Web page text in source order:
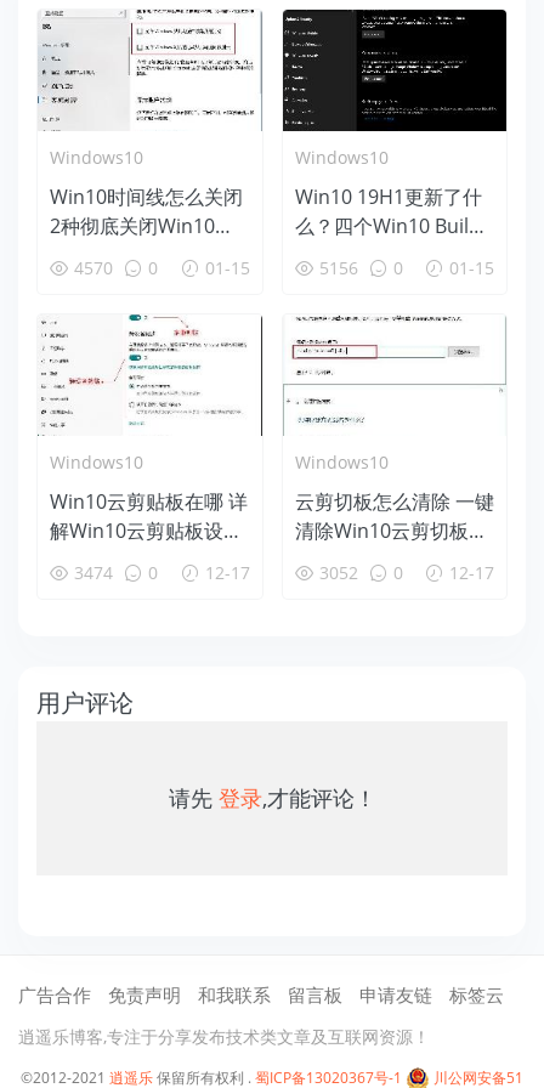
Windows10
Win10时间线怎么关闭
2种彻底关闭Win10时
间线方法
4570 0 01-15
Windows10
Win10 19H1更新了什
么？四个Win10 Build
18312新特性盘点
5156 0 01-15
Windows10
Win10云剪贴板在哪 详
解Win10云剪贴板设置
使用教程
3474 0 12-17
Windows10
云剪切板怎么清除 一键
清除Win10云剪切板方
法 3052 0 12-17
用户评论
请先 登录,才能评论！
广告合作 免责声明 和我联系 留言板 申请友链 标签云
逍遥乐博客,专注于分享发布技术类文章及互联网资源！
©2012-2021 逍遥乐保留所有权利 . 蜀ICP备13020367号-1 川公网安备51